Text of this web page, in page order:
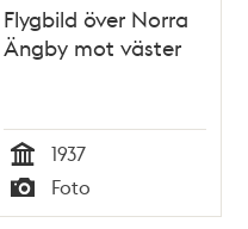
Flygbild över Norra
Ängby mot väster
Tid
1937
Typ
Foto